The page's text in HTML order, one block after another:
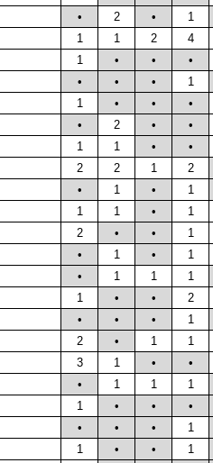
• 2 •
1
1 1 2
4
1 • •
•
• • •
1
1 • •
•
• 2 •
•
1 1 •
•
2 2 1
2
• 1 •
1
1 1 •
1
2 • •
1
• 1 •
1
• 1 1
1
1 • •
2
• • •
1
2 • 1
1
3 1 •
•
• 1 1
1
1 • •
•
• • •
1
1 • •
1